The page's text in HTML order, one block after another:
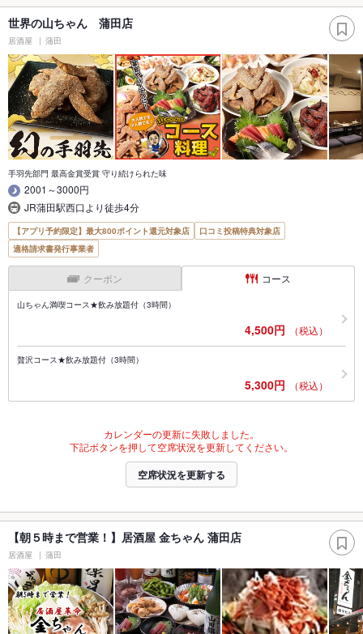
世界の山ちゃん 蒲田店
居酒屋 蒲田
手羽先部門 最高金賞受賞 守り続けられた味
2001～3000円
JR蒲田駅西口より徒歩4分
【アプリ予約限定】最大800ポイント還元対象店
口コミ投稿特典対象店
適格請求書発行事業者
クーポン コース
山ちゃん満喫コース★飲み放題付（3時間）
4,500円 （税込）
贅沢コース★飲み放題付（3時間）
5,300円 （税込）
カレンダーの更新に失敗しました。
下記ボタンを押して空席状況を更新してください。
空席状況を更新する
【朝５時まで営業！】居酒屋 金ちゃん 蒲田店
居酒屋 蒲田